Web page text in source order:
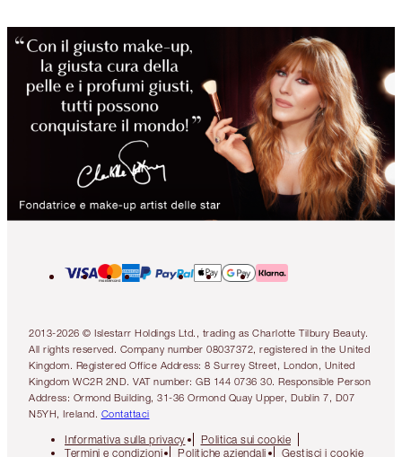
2013-2026 © Islestarr Holdings Ltd., trading as Charlotte Tilbury Beauty.
All rights reserved. Company number 08037372, registered in the United
Kingdom. Registered Office Address: 8 Surrey Street, London, United
Kingdom WC2R 2ND. VAT number: GB 144 0736 30. Responsible Person
Address: Ormond Building, 31-36 Ormond Quay Upper, Dublin 7, D07
N5YH, Ireland. Contattaci
Informativa sulla privacy
Politica sui cookie
Termini e condizioni
Politiche aziendali Gestisci i cookie